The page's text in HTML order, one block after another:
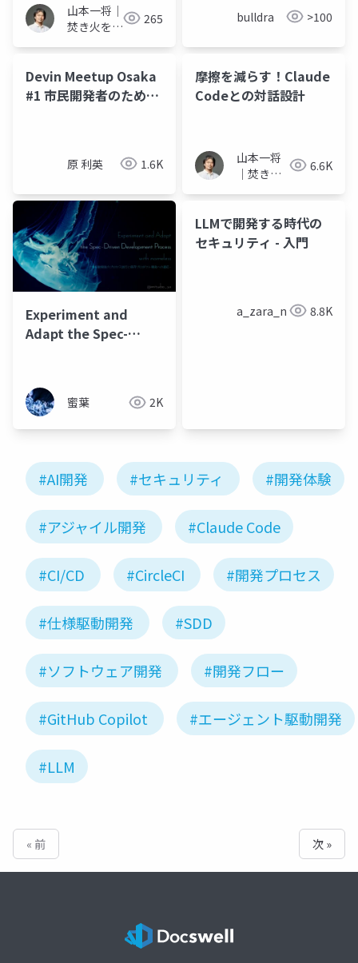
山本一将｜
焚き火を愛
265 bulldra >100
Devin Meetup Osaka
#1 市民開発者のための
原 利英 1.6K
摩擦を減らす！Claude
Codeとの対話設計
山本一将
｜焚き火
ア
6.6K
Experiment and
Adapt the Spec-
nameless - 仕様駆動開
発のプロセス試行と既
存プロダクト開発への
蜜葉 2K
LLMで開発する時代の
セキュリティ - 入門
a_zara_n 8.8K
#AI開発 #セキュリティ #開発体験
#アジャイル開発 #Claude Code
#CI/CD #CircleCI #開発プロセス
#仕様駆動開発 #SDD
#ソフトウェア開発 #開発フロー
#GitHub Copilot #エージェント駆動開発
#LLM
« 前 次 »